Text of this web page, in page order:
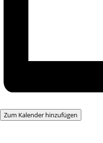
Zum Kalender hinzufügen